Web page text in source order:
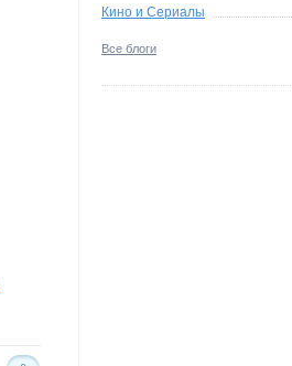
Кино и Сериалы
Все блоги